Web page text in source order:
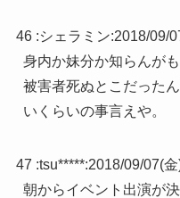
46 :シェラミン:2018/09/
身内か妹分か知らんが
被害者死ぬとこだった
いくらいの事言えや。
47 :tsu*****:2018/09/07(
朝からイベント出演が